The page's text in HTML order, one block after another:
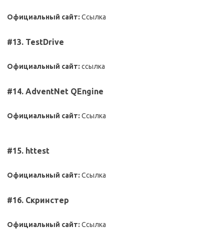
Официальный сайт: Ссылка
#13. TestDrive
Официальный сайт: ссылка
#14. AdventNet QEngine
Официальный сайт: Ссылка
#15. httest
Официальный сайт: Ссылка
#16. Скринстер
Официальный сайт: Ссылка